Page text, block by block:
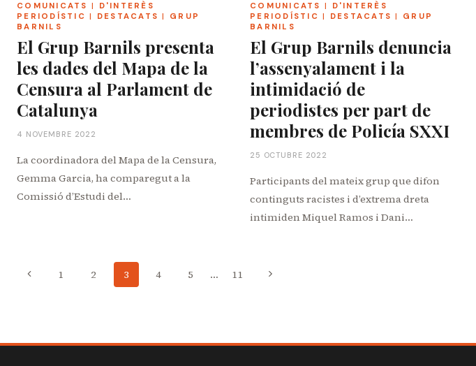
COMUNICATS | D'INTERÈS
PERIODÍSTIC | DESTACATS | GRUP
BARNILS
El Grup Barnils presenta
les dades del Mapa de la
Censura al Parlament de
Catalunya
4 NOVEMBRE 2022
La coordinadora del Mapa de la Censura,
Gemma Garcia, ha comparegut a la
Comissió d’Estudi del…
COMUNICATS | D'INTERÈS
PERIODÍSTIC | DESTACATS | GRUP
BARNILS
El Grup Barnils denuncia
l’assenyalament i la
intimidació de
periodistes per part de
membres de Policía SXXI
25 OCTUBRE 2022
Participants del mateix grup que difon
continguts racistes i d’extrema dreta
intimiden Miquel Ramos i Dani…
Navegació
Pàgina 1 2 3 4 5 … 11
Pàgina